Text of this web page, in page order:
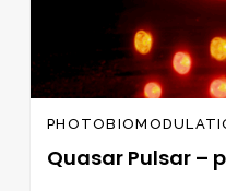
Quasar Pulsar –